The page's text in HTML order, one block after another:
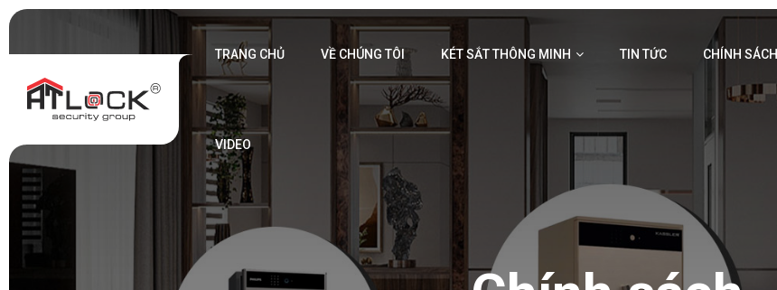
TRANG CHỦ VỀ CHÚNG TÔI KÉT SẮT THÔNG MINH TIN TỨC CHÍNH SÁCH
VIDEO